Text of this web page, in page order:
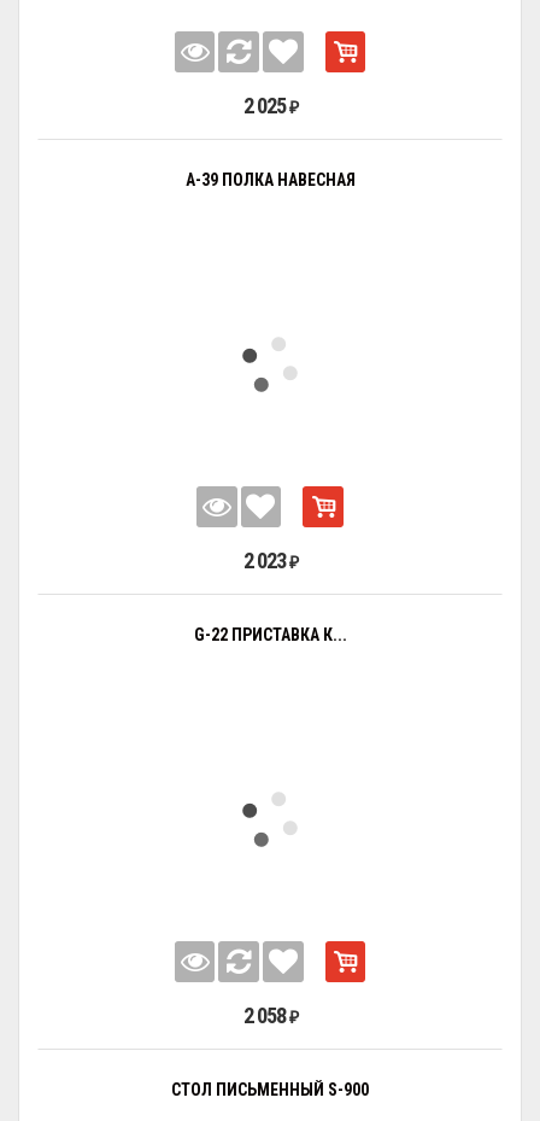
2 025 ₽
А-39 ПОЛКА НАВЕСНАЯ
2 023 ₽
G-22 ПРИСТАВКА К...
2 058 ₽
СТОЛ ПИСЬМЕННЫЙ S-900